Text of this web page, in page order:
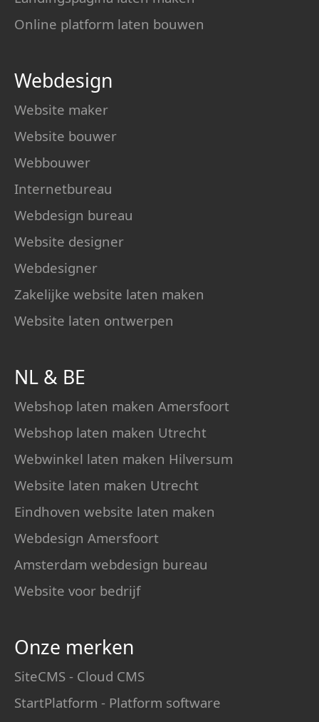
Online platform laten bouwen
Webdesign
Website maker
Website bouwer
Webbouwer
Internetbureau
Webdesign bureau
Website designer
Webdesigner
Zakelijke website laten maken
Website laten ontwerpen
NL & BE
Webshop laten maken Amersfoort
Webshop laten maken Utrecht
Webwinkel laten maken Hilversum
Website laten maken Utrecht
Eindhoven website laten maken
Webdesign Amersfoort
Amsterdam webdesign bureau
Website voor bedrijf
Onze merken
SiteCMS - Cloud CMS
StartPlatform - Platform software